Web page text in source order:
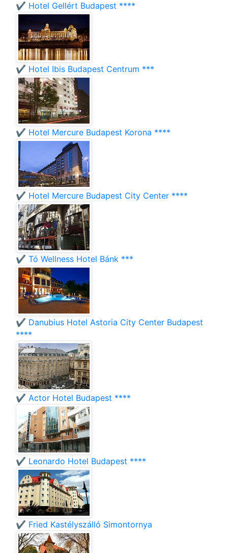
✔️ Hotel Gellért Budapest ****
✔️ Hotel Ibis Budapest Centrum ***
✔️ Hotel Mercure Budapest Korona ****
✔️ Hotel Mercure Budapest City Center ****
✔️ Tó Wellness Hotel Bánk ***
✔️ Danubius Hotel Astoria City Center Budapest
****
✔️ Actor Hotel Budapest ****
✔️ Leonardo Hotel Budapest ****
✔️ Fried Kastélyszálló Simontornya